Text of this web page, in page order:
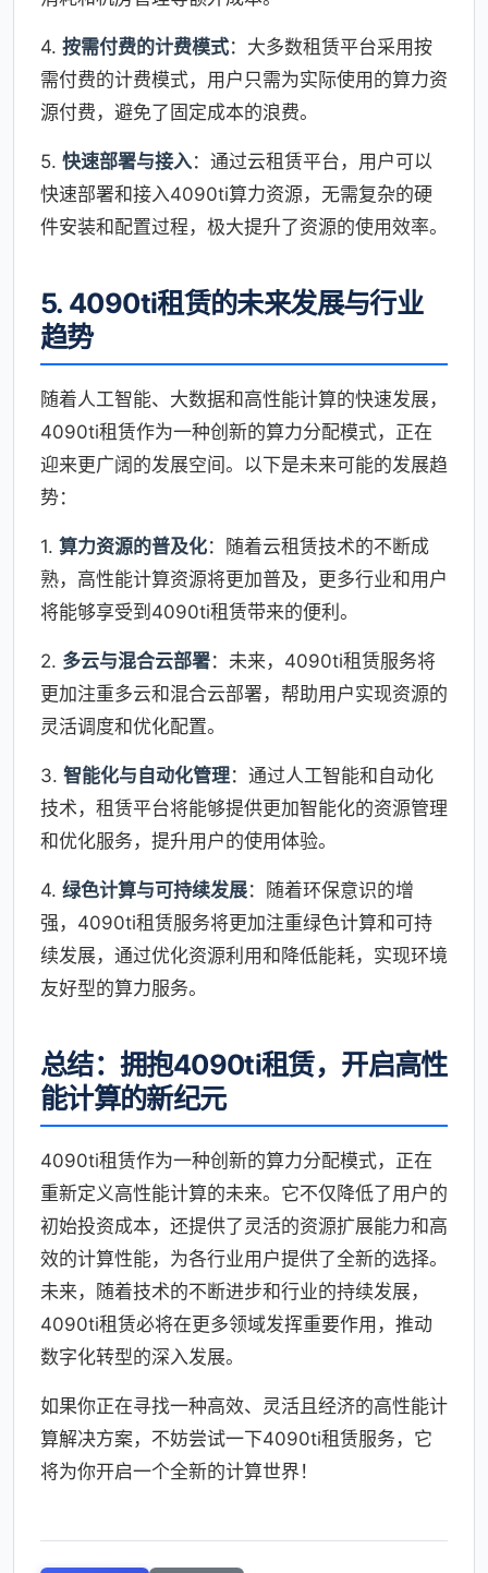
4. 按需付费的计费模式：大多数租赁平台采用按
需付费的计费模式，用户只需为实际使用的算力资
源付费，避免了固定成本的浪费。
5. 快速部署与接入：通过云租赁平台，用户可以
快速部署和接入4090ti算力资源，无需复杂的硬
件安装和配置过程，极大提升了资源的使用效率。
5. 4090ti租赁的未来发展与行业
趋势
随着人工智能、大数据和高性能计算的快速发展，
4090ti租赁作为一种创新的算力分配模式，正在
迎来更广阔的发展空间。以下是未来可能的发展趋
势：
1. 算力资源的普及化：随着云租赁技术的不断成
熟，高性能计算资源将更加普及，更多行业和用户
将能够享受到4090ti租赁带来的便利。
2. 多云与混合云部署：未来，4090ti租赁服务将
更加注重多云和混合云部署，帮助用户实现资源的
灵活调度和优化配置。
3. 智能化与自动化管理：通过人工智能和自动化
技术，租赁平台将能够提供更加智能化的资源管理
和优化服务，提升用户的使用体验。
4. 绿色计算与可持续发展：随着环保意识的增
强，4090ti租赁服务将更加注重绿色计算和可持
续发展，通过优化资源利用和降低能耗，实现环境
友好型的算力服务。
总结：拥抱4090ti租赁，开启高性
能计算的新纪元
4090ti租赁作为一种创新的算力分配模式，正在
重新定义高性能计算的未来。它不仅降低了用户的
初始投资成本，还提供了灵活的资源扩展能力和高
效的计算性能，为各行业用户提供了全新的选择。
未来，随着技术的不断进步和行业的持续发展，
4090ti租赁必将在更多领域发挥重要作用，推动
数字化转型的深入发展。
如果你正在寻找一种高效、灵活且经济的高性能计
算解决方案，不妨尝试一下4090ti租赁服务，它
将为你开启一个全新的计算世界！